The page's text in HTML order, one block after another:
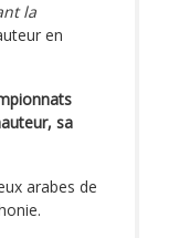
la
en
sa
arabes de